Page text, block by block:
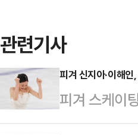
관련기사
피겨 신지아·이해
피겨 스케이
노·코르티나